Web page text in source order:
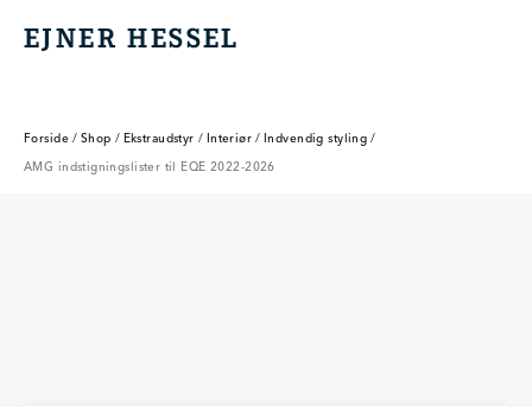
EJNER HESSEL
EJNER HESSEL
Forside / Shop / Ekstraudstyr / Interiør / Indvendig styling /
AMG indstigningslister til EQE 2022-2026